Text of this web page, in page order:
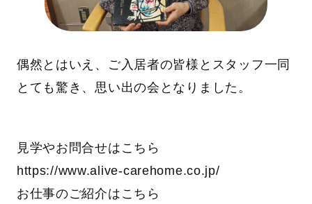
偶然とはいえ、ご入居者の皆様とスタッフ一同
とても驚き、思い出の会となりました。
見学やお問合せはこちら
https://www.alive-carehome.co.jp/
お仕事のご紹介はこちら